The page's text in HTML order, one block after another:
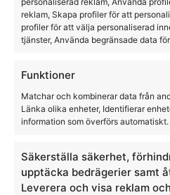
reklam, Skapa profiler för att
profiler för att välja personaliserad
tjänster, Använda begränsade data
Funktioner
Matchar och kombinerar data från
Länka olika enheter, Identifierar
information som överförs automatiskt.
Säkerställa säkerhet,
upptäcka bedrägerier samt
Leverera och visa reklam